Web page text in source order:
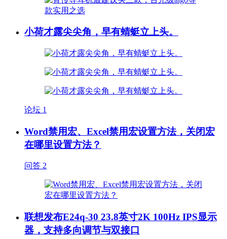
小荷才露尖尖角，早有蜻蜓立上头。
论坛 1
Word禁用宏、Excel禁用宏设置方法，关闭宏
在哪里设置方法？
问答 2
联想发布E24q-30 23.8英寸2K 100Hz IPS显示
器，支持多向调节与双接口